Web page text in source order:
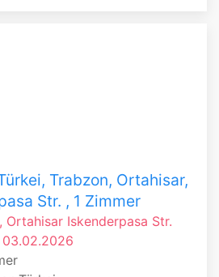
Trabzon, Ortahisar,
Str. , 1 Zimmer
Ortahisar Iskenderpasa Str.
03.02.2026